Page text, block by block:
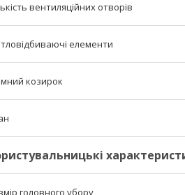
вентиляційних отворів
елементи
козирок
головного убору